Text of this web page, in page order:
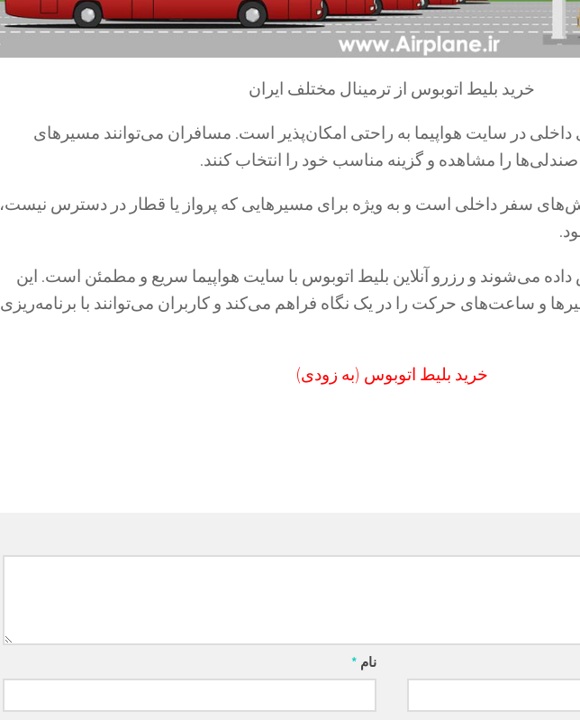
خرید بلیط اتوبوس از ترمینال مختلف ایران
در سایت هواپیما به راحتی امکان‌پذیر است. مسافران می‌توانند مسیرهای
را مشاهده و گزینه مناسب خود را انتخاب کنند.
سفر داخلی است و به ویژه برای مسیرهایی که پرواز یا قطار در دسترس نیست،
می‌شوند و رزرو آنلاین بلیط اتوبوس با سایت هواپیما سریع و مطمئن است. این
و ساعت‌های حرکت را در یک نگاه فراهم می‌کند و کاربران می‌توانند با برنامه‌ریزی
خرید بلیط اتوبوس (به زودی)
نام *